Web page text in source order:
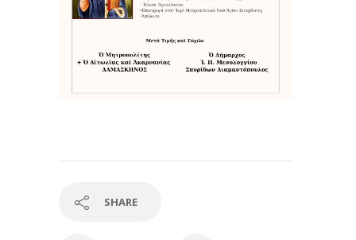
SHARE